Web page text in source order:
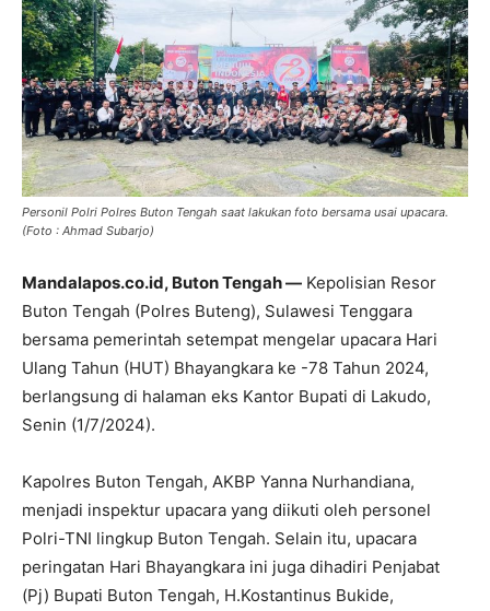
Personil Polri Polres Buton Tengah saat lakukan foto bersama usai upacara.
(Foto : Ahmad Subarjo)
Mandalapos.co.id, Buton Tengah — Kepolisian Resor
Buton Tengah (Polres Buteng), Sulawesi Tenggara
bersama pemerintah setempat mengelar upacara Hari
Ulang Tahun (HUT) Bhayangkara ke -78 Tahun 2024,
berlangsung di halaman eks Kantor Bupati di Lakudo,
Senin (1/7/2024).
Kapolres Buton Tengah, AKBP Yanna Nurhandiana,
menjadi inspektur upacara yang diikuti oleh personel
Polri-TNI lingkup Buton Tengah. Selain itu, upacara
peringatan Hari Bhayangkara ini juga dihadiri Penjabat
(Pj) Bupati Buton Tengah, H.Kostantinus Bukide,